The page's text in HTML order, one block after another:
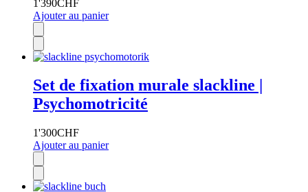
1'390CHF
Ajouter au panier
Set de fixation murale slackline |
Psychomotricité
1'300CHF
Ajouter au panier